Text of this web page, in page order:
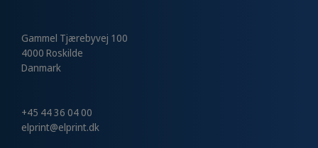
Gammel Tjærebyvej 100
4000 Roskilde
Danmark
+45 44 36 04 00
elprint@elprint.dk